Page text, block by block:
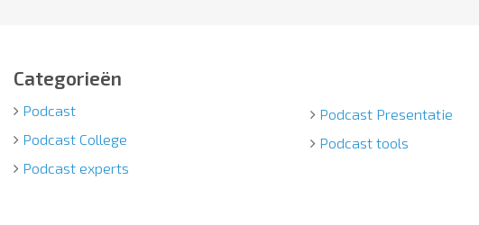
Categorieën
Podcast
Podcast College
Podcast experts
Podcast Presentatie
Podcast tools